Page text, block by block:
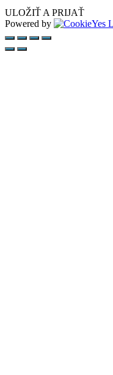
ULOŽIŤ A PRIJAŤ
Powered by